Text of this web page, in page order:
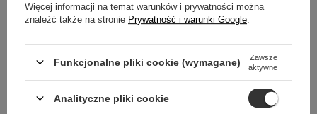
POZNAJ
LUSTRA
BALNEO
Odkryj lustra Balneo, które łączą elegancję, nowoczesne
Więcej informacji na temat warunków i prywatności można
znaleźć także na stronie Prywatność i warunki Google
Funkcjonalne pliki cookie (wymagane)
Zawsze
aktywne
Analityczne pliki cookie